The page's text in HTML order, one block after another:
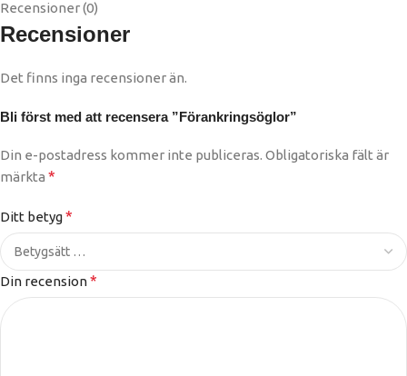
Recensioner (0)
Recensioner
Det finns inga recensioner än.
Bli först med att recensera ”Förankringsöglor”
Din e-postadress kommer inte publiceras. Obligatoriska fält är
märkta *
Ditt betyg*
Din recension*